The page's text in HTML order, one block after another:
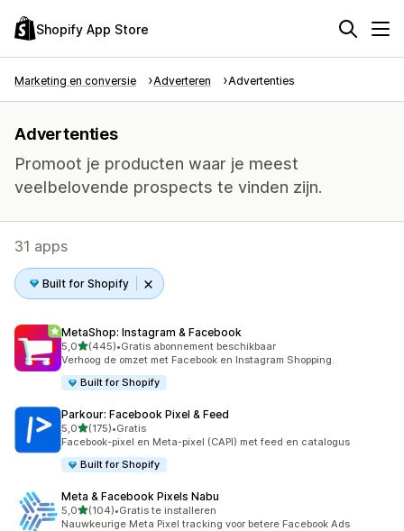
Shopify App Store
Marketing en conversie Adverteren Advertenties
Advertenties
Promoot je producten waar je meest
veelbelovende prospects te vinden zijn.
31 apps
Built for Shopify
MetaShop: Instagram & Facebook
5,0van 5 sterren
(445)
445 recensies in totaal
•Gratis abonnement beschikbaar
Verhoog de omzet met Facebook en Instagram Shopping.
Built for Shopify
Parkour: Facebook Pixel & Feed
5,0van 5 sterren
(175)
175 recensies in totaal
•Gratis
Facebook-pixel en Meta-pixel (CAPI) met feed en catalogus
Built for Shopify
Meta & Facebook Pixels Nabu
5,0van 5 sterren
(104)
104 recensies in totaal
•Gratis te installeren
Nauwkeurige Meta Pixel tracking voor betere Facebook Ads